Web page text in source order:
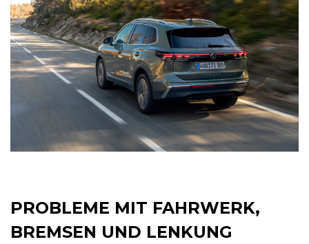
PROBLEME MIT FAHRWERK,
BREMSEN UND LENKUNG